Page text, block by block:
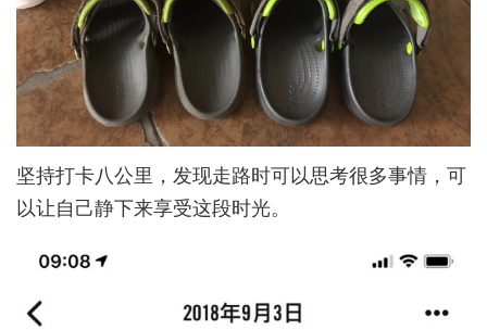
坚持打卡八公里，发现走路时可以思考很多事情，可
以让自己静下来享受这段时光。